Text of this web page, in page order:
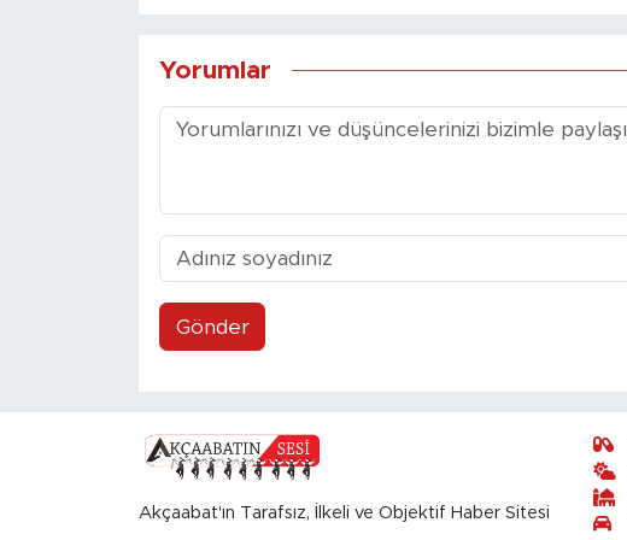
Yorumlar
Gönder
Akçaabat'ın Tarafsız, İlkeli ve Objektif Haber Sitesi